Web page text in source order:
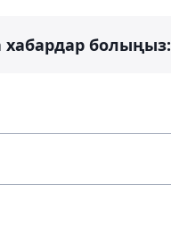
болыңыз: